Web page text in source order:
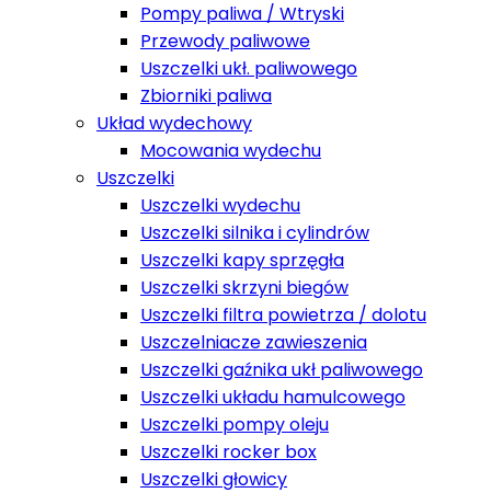
Pompy paliwa / Wtryski
Przewody paliwowe
Uszczelki ukł. paliwowego
Zbiorniki paliwa
Układ wydechowy
Mocowania wydechu
Uszczelki
Uszczelki wydechu
Uszczelki silnika i cylindrów
Uszczelki kapy sprzęgła
Uszczelki skrzyni biegów
Uszczelki filtra powietrza / dolotu
Uszczelniacze zawieszenia
Uszczelki gaźnika ukł paliwowego
Uszczelki układu hamulcowego
Uszczelki pompy oleju
Uszczelki rocker box
Uszczelki głowicy